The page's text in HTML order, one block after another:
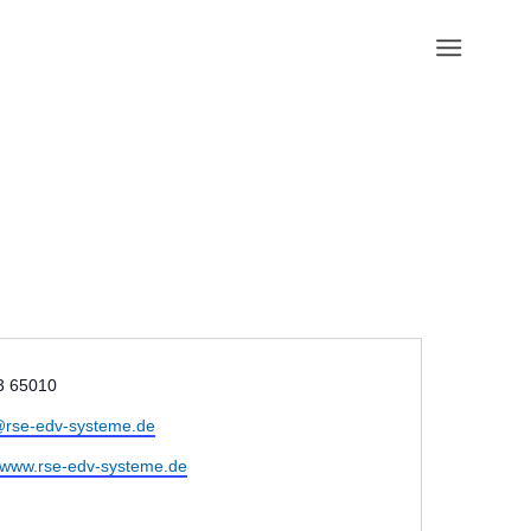
65010
edv-systeme.de
edv-systeme.de